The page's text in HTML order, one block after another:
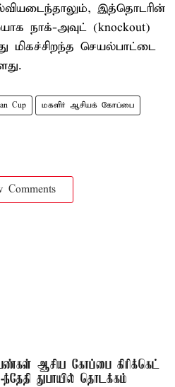
இத்தொடரின்
நாக்-அவுட் (knockout)
மிகச்சிறந்த செயல்பாட்டை
Cup மகளிர் ஆசியக் கோப்பை
Comments
ஆசிய கோப்பை கிரிக்கெட்
ந்தேதி துபாயில் தொடக்கம்